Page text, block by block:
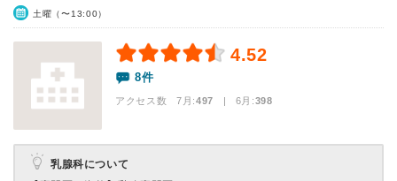
土曜（〜13:00）
4.52
8件
アクセス数 7月:497 | 6月:398
乳腺科について